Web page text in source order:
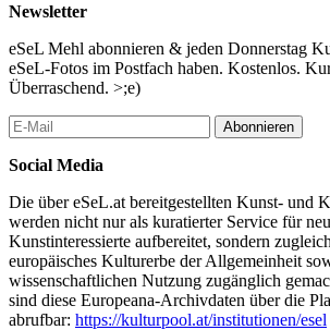
Newsletter
eSeL Mehl abonnieren & jeden Donnerstag
eSeL-Fotos im Postfach haben. Kostenlos.
Überraschend. >;e)
Abonnieren
Social Media
Die über eSeL.at bereitgestellten Kunst- und
werden nicht nur als kuratierter Service für
Kunstinteressierte aufbereitet, sondern
europäisches Kulturerbe der Allgemeinheit
wissenschaftlichen Nutzung zugänglich
sind diese Europeana-Archivdaten über die
abrufbar: https://kulturpool.at/institutionen/esel